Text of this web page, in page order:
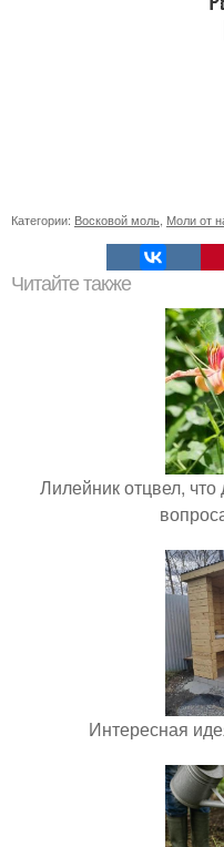
Категории: Восковой моль Моли от
Читайте также
Лилейник отцвел,
Интересная